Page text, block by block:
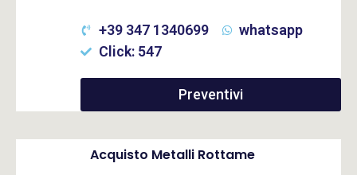
+39 347 1340699
whatsapp
Click: 547
Preventivi
Acquisto Metalli Rottame